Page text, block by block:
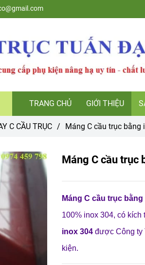
TRANG CHỦ GIỚI THIỆU
C CẦU TRỤC / Máng C cầu trục bằng
Máng C cầu trục
Máng C cầu trục
100% inox 304, có
inox 304được Công ty
kiện.